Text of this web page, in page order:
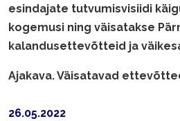
esindajate tutvumisvisiidi
kogemusi ning väisatakse
kalandusettevõtteid ja
Ajakava. Väisatavad
26.05.2022